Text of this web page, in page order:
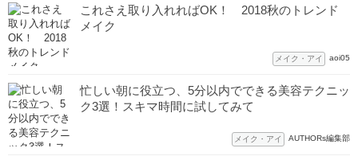
これさえ取り入れればOK！ 2018秋のトレンド
メイク
メイク・アイ aoi05
忙しい朝に役立つ、5分以内でできる美容テクニッ
ク3選！スキマ時間に試してみて
メイク・アイ AUTHORs編集部